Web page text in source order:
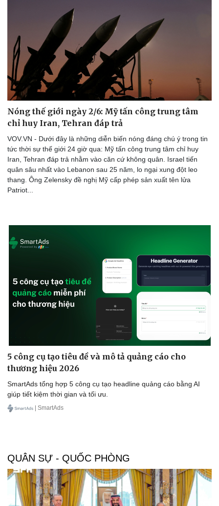
Du lịch
Tư vấn
Săn Tour
Nóng thế giới ngày 2/6: Mỹ tấn công trung tâm
chỉ huy Iran, Tehran đáp trả
VOV.VN - Dưới đây là những diễn biến nóng đáng chú ý trong tin
tức thời sự thế giới 24 giờ qua: Mỹ tấn công trung tâm chỉ huy
Iran, Tehran đáp trả nhằm vào căn cứ không quân. Israel tiến
quân sâu nhất vào Lebanon sau 25 năm, lo ngại xung đột leo
thang. Ông Zelensky đề nghị Mỹ cấp phép sản xuất tên lửa
Patriot...
5 công cụ tạo tiêu đề và mô tả quảng cáo cho
thương hiệu 2026
SmartAds tổng hợp 5 công cụ tạo headline quảng cáo bằng AI
giúp tiết kiệm thời gian và tối ưu.
| SmartAds
QUÂN SỰ - QUỐC PHÒNG